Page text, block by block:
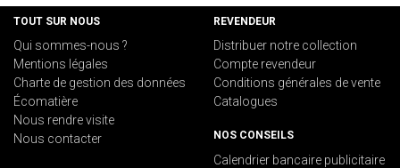
TOUT SUR NOUS
Qui sommes-nous ?
Mentions légales
Charte de gestion des données
Écomatière
Nous rendre visite
Nous contacter
REVENDEUR
Distribuer notre collection
Compte revendeur
Conditions générales de vente
Catalogues
NOS CONSEILS
Calendrier bancaire publicitaire